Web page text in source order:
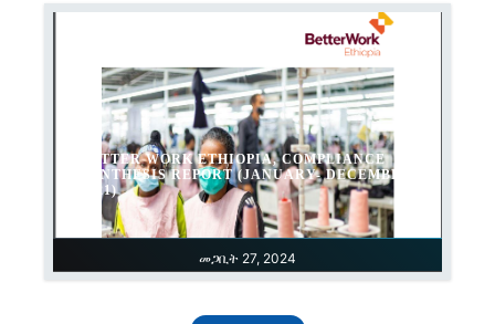
መጋቢት 27, 2024
BETTER WORK ETHIOPIA, COMPLIANCE
SYNTHESIS REPORT (JANUARY- DECEMBER
2021)